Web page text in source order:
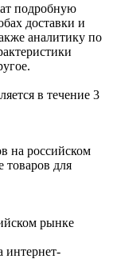
подробную
доставки и
аналитику по
в течение 3
на российском
товаров для
рынке
интернет-